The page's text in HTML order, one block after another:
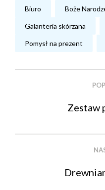
Biuro Boże
Galanteria skórzana
Pomysł na prezent
Zestaw